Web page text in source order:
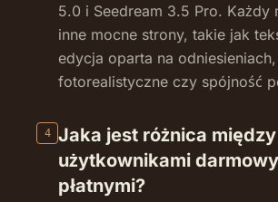
5.0 i Seedream 3.5 Pro. Każdy
inne mocne strony, takie jak
edycja oparta na
fotorealistyczne czy spójność
4
Jaka jest różnica między
użytkownikami
płatnymi?